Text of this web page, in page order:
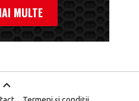
MULTE